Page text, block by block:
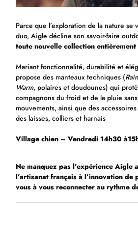
Parce que l’exploration de la nature se
duo, Aigle décline son savoir-faire
toute nouvelle collection
Mariant fonctionnalité, durabilité et
propose des manteaux techniques (
Warm, polaires et doudounes) qui
compagnons du froid et de la pluie
mouvements, ainsi que des
des laisses, colliers et harnais
Village chien – Vendredi 14h30
Ne manquez pas l’expérience Aigle
l’artisanat français à l’innovation de
vous à vous reconnecter au rythme